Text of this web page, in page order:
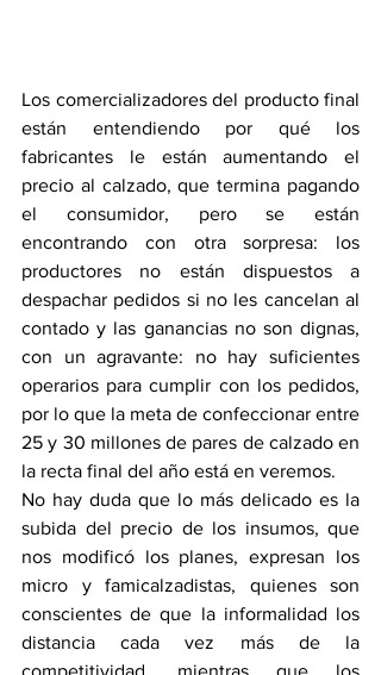
Los comercializadores del producto final
están entendiendo por qué los
fabricantes le están aumentando el
precio al calzado, que termina pagando
el consumidor, pero se están
encontrando con otra sorpresa: los
productores no están dispuestos a
despachar pedidos si no les cancelan al
contado y las ganancias no son dignas,
con un agravante: no hay suficientes
operarios para cumplir con los pedidos,
por lo que la meta de confeccionar entre
25 y 30 millones de pares de calzado en
la recta final del año está en veremos.
No hay duda que lo más delicado es la
subida del precio de los insumos, que
nos modificó los planes, expresan los
micro y famicalzadistas, quienes son
conscientes de que la informalidad los
distancia cada vez más de la
competitividad, mientras que los